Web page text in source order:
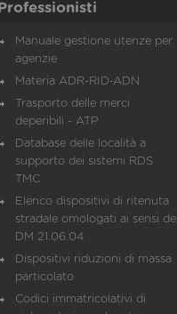
Professionisti
Manuale gestione utenze per
agenzie
Materia ADR-RID-ADN
Trasporto delle merci
deperibili - ATP
Database delle località a
supporto dei sistemi RDS
TMC
Elenco dispositivi di ritenuta
stradale omologati ai sensi del
DM 21.06.04
Dispositivi riduzioni di massa
particolato
Codici immatricolativi di